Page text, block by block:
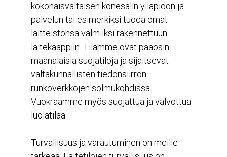
kokonaisvaltaisen konesalin ylläpidon ja
palvelun tai esimerkiksi tuoda omat
laitteistonsa valmiiksi rakennettuun
laitekaappiin. Tilamme ovat pääosin
maanalaisia suojatiloja ja sijaitsevat
valtakunnallisten tiedonsiirron
runkoverkkojen solmukohdissa.
Vuokraamme myös suojattua ja valvottua
luolatilaa.
Turvallisuus ja varautuminen on meille